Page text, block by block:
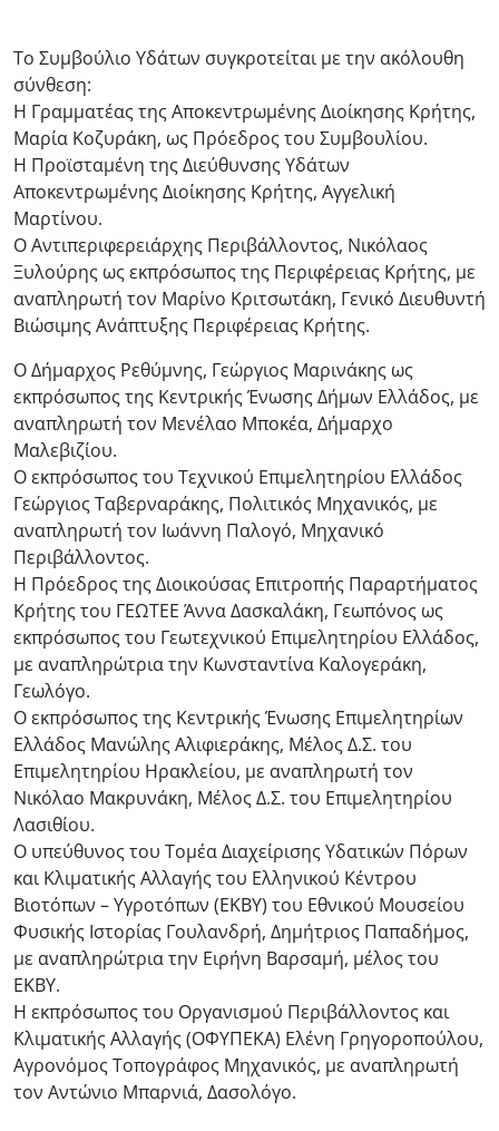
Το Συμβούλιο Υδάτων συγκροτείται με την ακόλουθη
σύνθεση:
Η Γραμματέας της Αποκεντρωμένης Διοίκησης Κρήτης,
Μαρία Κοζυράκη, ως Πρόεδρος του Συμβουλίου.
Η Προϊσταμένη της Διεύθυνσης Υδάτων
Αποκεντρωμένης Διοίκησης Κρήτης, Αγγελική
Μαρτίνου.
Ο Αντιπεριφερειάρχης Περιβάλλοντος, Νικόλαος
Ξυλούρης ως εκπρόσωπος της Περιφέρειας Κρήτης, με
αναπληρωτή τον Μαρίνο Κριτσωτάκη, Γενικό Διευθυντή
Βιώσιμης Ανάπτυξης Περιφέρειας Κρήτης.
Ο Δήμαρχος Ρεθύμνης, Γεώργιος Μαρινάκης ως
εκπρόσωπος της Κεντρικής Ένωσης Δήμων Ελλάδος, με
αναπληρωτή τον Μενέλαο Μποκέα, Δήμαρχο
Μαλεβιζίου.
Ο εκπρόσωπος του Τεχνικού Επιμελητηρίου Ελλάδος
Γεώργιος Ταβερναράκης, Πολιτικός Μηχανικός, με
αναπληρωτή τον Ιωάννη Παλογό, Μηχανικό
Περιβάλλοντος.
Η Πρόεδρος της Διοικούσας Επιτροπής Παραρτήματος
Κρήτης του ΓΕΩΤΕΕ Άννα Δασκαλάκη, Γεωπόνος ως
εκπρόσωπος του Γεωτεχνικού Επιμελητηρίου Ελλάδος,
με αναπληρώτρια την Κωνσταντίνα Καλογεράκη,
Γεωλόγο.
Ο εκπρόσωπος της Κεντρικής Ένωσης Επιμελητηρίων
Ελλάδος Μανώλης Αλιφιεράκης, Μέλος Δ.Σ. του
Επιμελητηρίου Ηρακλείου, με αναπληρωτή τον
Νικόλαο Μακρυνάκη, Μέλος Δ.Σ. του Επιμελητηρίου
Λασιθίου.
Ο υπεύθυνος του Τομέα Διαχείρισης Υδατικών Πόρων
και Κλιματικής Αλλαγής του Ελληνικού Κέντρου
Βιοτόπων – Υγροτόπων (ΕΚΒΥ) του Εθνικού Μουσείου
Φυσικής Ιστορίας Γουλανδρή, Δημήτριος Παπαδήμος,
με αναπληρώτρια την Ειρήνη Βαρσαμή, μέλος του
ΕΚΒΥ.
Η εκπρόσωπος του Οργανισμού Περιβάλλοντος και
Κλιματικής Αλλαγής (ΟΦΥΠΕΚΑ) Ελένη Γρηγοροπούλου,
Αγρονόμος Τοπογράφος Μηχανικός, με αναπληρωτή
τον Αντώνιο Μπαρνιά, Δασολόγο.